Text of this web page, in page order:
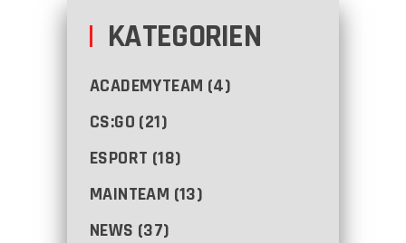
KATEGORIEN
ACADEMYTEAM (4)
CS:GO (21)
ESPORT (18)
MAINTEAM (13)
NEWS (37)